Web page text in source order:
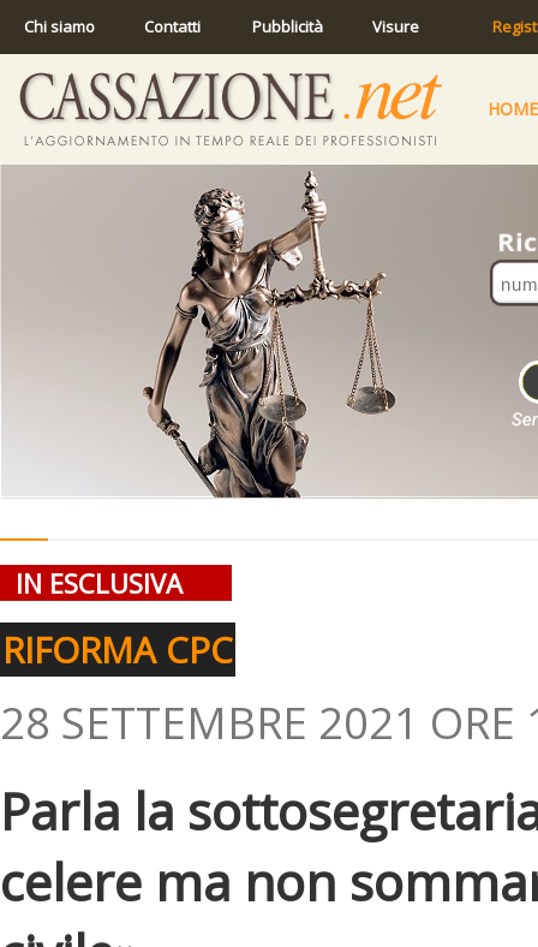
Chi siamo Contatti Pubblicità Visure
HOME
IN ESCLUSIVA
RIFORMA CPC
28 SETTEMBRE 2021 ORE
Parla la
celere ma non